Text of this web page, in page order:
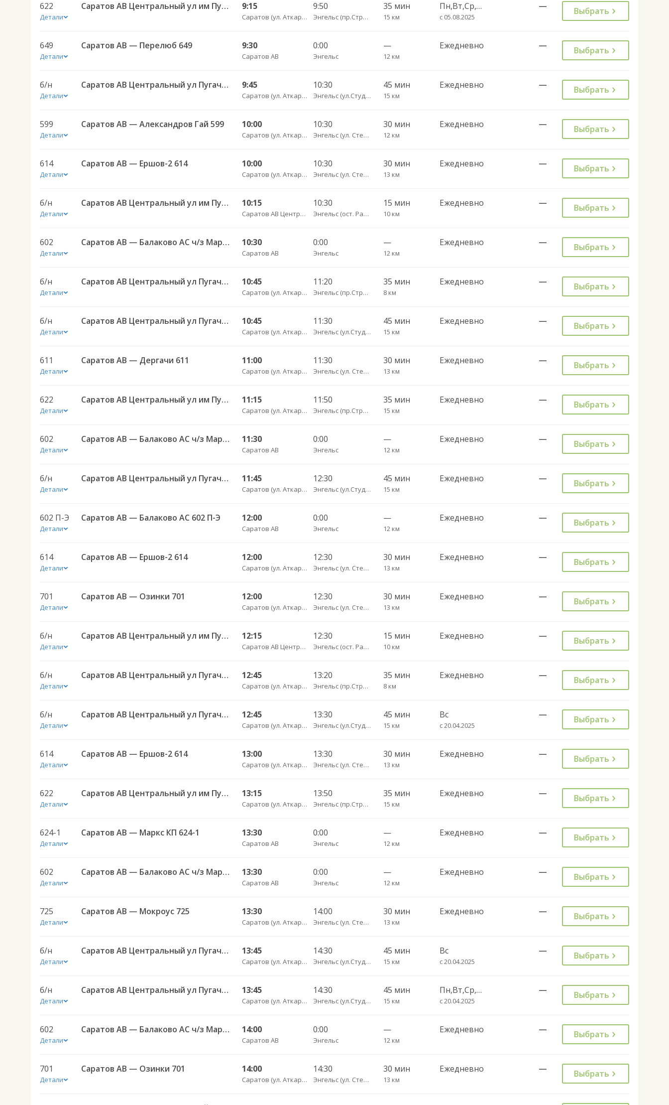
622
Детали
Саратов АВ Центральный ул им Пугачева 179 А — Красный Кут (ул Рабочая 125 А) 622 9:15
Саратов (ул. Аткарская, дом 66 А)
9:50
Энгельс (пр.Строителей, 24)
35 мин
15 км
Пн,Вт,Ср,Чт,Пт,Сб
с 05.08.2025
— Выбрать
649
Детали
Саратов АВ — Перелюб 649 9:30
Саратов АВ
0:00
Энгельс
—
12 км
Ежедневно — Выбрать
б/н
Детали
Саратов АВ Центральный ул Пугачёва 179А — Маркс ул Ленина 36 Б 9:45
Саратов (ул. Аткарская, дом 66 А)
10:30
Энгельс (ул.Студенческая, 68 А)
45 мин
15 км
Ежедневно — Выбрать
599
Детали
Саратов АВ — Александров Гай 599 10:00
Саратов (ул. Аткарская, дом 66 А)
10:30
Энгельс (ул. Степная 122А)
30 мин
12 км
Ежедневно — Выбрать
614
Детали
Саратов АВ — Ершов-2 614 10:00
Саратов (ул. Аткарская, дом 66 А)
10:30
Энгельс (ул. Степная 122А)
30 мин
13 км
Ежедневно — Выбрать
б/н
Детали
Саратов АВ Центральный ул им Пугачева 179 А — Старая Полтавка 10:15
Саратов АВ Центральный (ул. им. Пугачева, 179 А)
10:30
Энгельс (ост. Районная больница)
15 мин
10 км
Ежедневно — Выбрать
602
Детали
Саратов АВ — Балаково АС ч/з Маркс КП 602 10:30
Саратов АВ
0:00
Энгельс
—
12 км
Ежедневно — Выбрать
б/н
Детали
Саратов АВ Центральный ул Пугачёва 179А — Степное рп (ул Октябрьская 25) 10:45
Саратов (ул. Аткарская, дом 66 А)
11:20
Энгельс (пр.Строителей, 24)
35 мин
8 км
Ежедневно — Выбрать
б/н
Детали
Саратов АВ Центральный ул Пугачёва 179А — Маркс ул Ленина 36 Б 10:45
Саратов (ул. Аткарская, дом 66 А)
11:30
Энгельс (ул.Студенческая, 68 А)
45 мин
15 км
Ежедневно — Выбрать
611
Детали
Саратов АВ — Дергачи 611 11:00
Саратов (ул. Аткарская, дом 66 А)
11:30
Энгельс (ул. Степная 122А)
30 мин
13 км
Ежедневно — Выбрать
622
Детали
Саратов АВ Центральный ул им Пугачева 179 А — Красный Кут (ул Рабочая 125 А) 622 11:15
Саратов (ул. Аткарская, дом 66 А)
11:50
Энгельс (пр.Строителей, 24)
35 мин
15 км
Ежедневно — Выбрать
602
Детали
Саратов АВ — Балаково АС ч/з Маркс КП 602 11:30
Саратов АВ
0:00
Энгельс
—
12 км
Ежедневно — Выбрать
б/н
Детали
Саратов АВ Центральный ул Пугачёва 179А — Маркс ул Ленина 36 Б 11:45
Саратов (ул. Аткарская, дом 66 А)
12:30
Энгельс (ул.Студенческая, 68 А)
45 мин
15 км
Ежедневно — Выбрать
602 П-Э
Детали
Саратов АВ — Балаково АС 602 П-Э 12:00
Саратов АВ
0:00
Энгельс
—
12 км
Ежедневно — Выбрать
614
Детали
Саратов АВ — Ершов-2 614 12:00
Саратов (ул. Аткарская, дом 66 А)
12:30
Энгельс (ул. Степная 122А)
30 мин
13 км
Ежедневно — Выбрать
701
Детали
Саратов АВ — Озинки 701 12:00
Саратов (ул. Аткарская, дом 66 А)
12:30
Энгельс (ул. Степная 122А)
30 мин
13 км
Ежедневно — Выбрать
б/н
Детали
Саратов АВ Центральный ул им Пугачева 179 А — Старая Полтавка 12:15
Саратов АВ Центральный (ул. им. Пугачева, 179 А)
12:30
Энгельс (ост. Районная больница)
15 мин
10 км
Ежедневно — Выбрать
б/н
Детали
Саратов АВ Центральный ул Пугачёва 179А — Степное рп (ул Октябрьская 25) 12:45
Саратов (ул. Аткарская, дом 66 А)
13:20
Энгельс (пр.Строителей, 24)
35 мин
8 км
Ежедневно — Выбрать
б/н
Детали
Саратов АВ Центральный ул Пугачёва 179А — Маркс ул Ленина 36 Б 12:45
Саратов (ул. Аткарская, дом 66 А)
13:30
Энгельс (ул.Студенческая, 68 А)
45 мин
15 км
Вс
с 20.04.2025
— Выбрать
614
Детали
Саратов АВ — Ершов-2 614 13:00
Саратов (ул. Аткарская, дом 66 А)
13:30
Энгельс (ул. Степная 122А)
30 мин
13 км
Ежедневно — Выбрать
622
Детали
Саратов АВ Центральный ул им Пугачева 179 А — Красный Кут (ул Рабочая 125 А) 622 13:15
Саратов (ул. Аткарская, дом 66 А)
13:50
Энгельс (пр.Строителей, 24)
35 мин
15 км
Ежедневно — Выбрать
624-1
Детали
Саратов АВ — Маркс КП 624-1 13:30
Саратов АВ
0:00
Энгельс
—
12 км
Ежедневно — Выбрать
602
Детали
Саратов АВ — Балаково АС ч/з Маркс КП 602 13:30
Саратов АВ
0:00
Энгельс
—
12 км
Ежедневно — Выбрать
725
Детали
Саратов АВ — Мокроус 725 13:30
Саратов (ул. Аткарская, дом 66 А)
14:00
Энгельс (ул. Степная 122А)
30 мин
13 км
Ежедневно — Выбрать
б/н
Детали
Саратов АВ Центральный ул Пугачёва 179А — Маркс ул Ленина 36 Б 13:45
Саратов (ул. Аткарская, дом 66 А)
14:30
Энгельс (ул.Студенческая, 68 А)
45 мин
15 км
Вс
с 20.04.2025
— Выбрать
б/н
Детали
Саратов АВ Центральный ул Пугачёва 179А — Маркс ул Ленина 36 Б 13:45
Саратов (ул. Аткарская, дом 66 А)
14:30
Энгельс (ул.Студенческая, 68 А)
45 мин
15 км
Пн,Вт,Ср,Чт,Пт,Сб
с 20.04.2025
— Выбрать
602
Детали
Саратов АВ — Балаково АС ч/з Маркс КП 602 14:00
Саратов АВ
0:00
Энгельс
—
12 км
Ежедневно — Выбрать
701
Детали
Саратов АВ — Озинки 701 14:00
Саратов (ул. Аткарская, дом 66 А)
14:30
Энгельс (ул. Степная 122А)
30 мин
13 км
Ежедневно — Выбрать